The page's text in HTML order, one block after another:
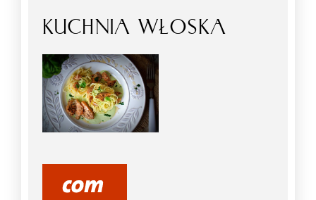
KUCHNIA WŁOSKA